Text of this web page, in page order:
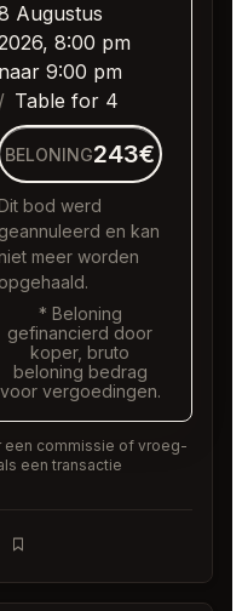
Augustus
8:00 pm
naar 9:00 pm
Table for 4
BELONING243€
bod werd
geannuleerd en kan
meer worden
opgehaald.
* Beloning
gefinancierd door
koper, bruto
beloning bedrag
voor vergoedingen.
een commissie of vroeg-
een transactie
Bladwijzer